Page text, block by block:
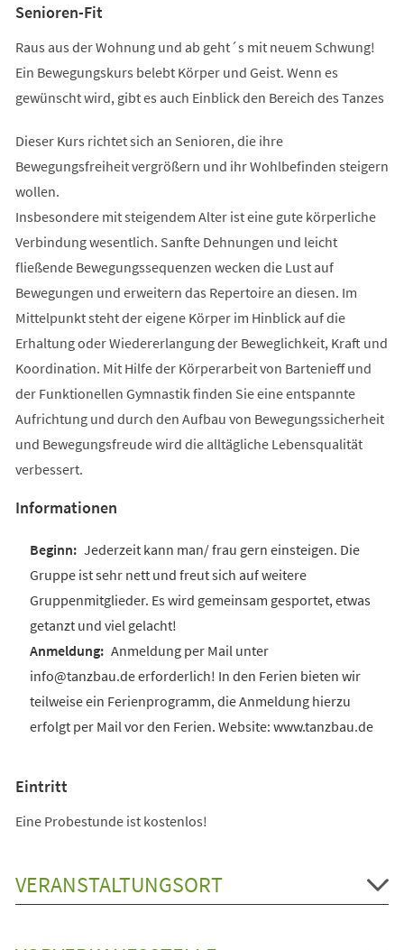
Senioren-Fit
Raus aus der Wohnung und ab geht´s mit neuem Schwung!
Ein Bewegungskurs belebt Körper und Geist. Wenn es
gewünscht wird, gibt es auch Einblick den Bereich des Tanzes
Dieser Kurs richtet sich an Senioren, die ihre
Bewegungsfreiheit vergrößern und ihr Wohlbefinden steigern
wollen.
Insbesondere mit steigendem Alter ist eine gute körperliche
Verbindung wesentlich. Sanfte Dehnungen und leicht
fließende Bewegungssequenzen wecken die Lust auf
Bewegungen und erweitern das Repertoire an diesen. Im
Mittelpunkt steht der eigene Körper im Hinblick auf die
Erhaltung oder Wiedererlangung der Beweglichkeit, Kraft und
Koordination. Mit Hilfe der Körperarbeit von Bartenieff und
der Funktionellen Gymnastik finden Sie eine entspannte
Aufrichtung und durch den Aufbau von Bewegungssicherheit
und Bewegungsfreude wird die alltägliche Lebensqualität
verbessert.
Informationen
Jederzeit kann man/ frau gern einsteigen. Die
Gruppe ist sehr nett und freut sich auf weitere
Gruppenmitglieder. Es wird gemeinsam gesportet, etwas
getanzt und viel gelacht!
Anmeldung per Mail unter
info@tanzbau.de erforderlich! In den Ferien bieten wir
teilweise ein Ferienprogramm, die Anmeldung hierzu
erfolgt per Mail vor den Ferien. Website: www.tanzbau.de
Eintritt
Eine Probestunde ist kostenlos!
VERANSTALTUNGSORT